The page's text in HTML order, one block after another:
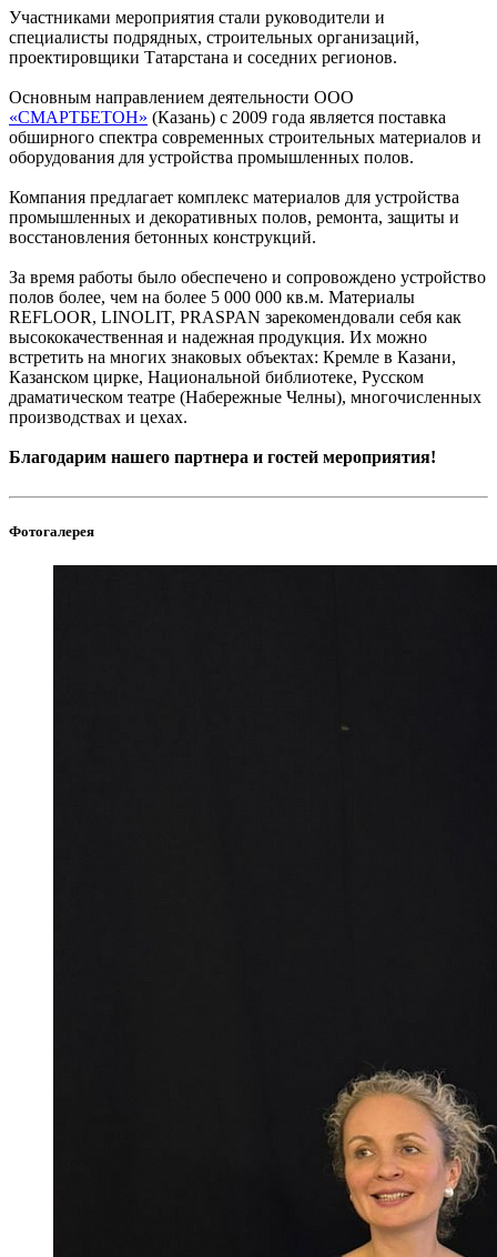
Участниками мероприятия стали руководители и
специалисты подрядных, строительных организаций,
проектировщики Татарстана и соседних регионов.
Основным направлением деятельности ООО
«СМАРТБЕТОН» (Казань) с 2009 года является поставка
обширного спектра современных строительных материалов и
оборудования для устройства промышленных полов.
Компания предлагает комплекс материалов для устройства
промышленных и декоративных полов, ремонта, защиты и
восстановления бетонных конструкций.
За время работы было обеспечено и сопровождено устройство
полов более, чем на более 5 000 000 кв.м. Материалы
REFLOOR, LINOLIT, PRASPAN зарекомендовали себя как
высококачественная и надежная продукция. Их можно
встретить на многих знаковых объектах: Кремле в Казани,
Казанском цирке, Национальной библиотеке, Русском
драматическом театре (Набережные Челны), многочисленных
производствах и цехах.
Благодарим нашего партнера и гостей мероприятия!
Фотогалерея